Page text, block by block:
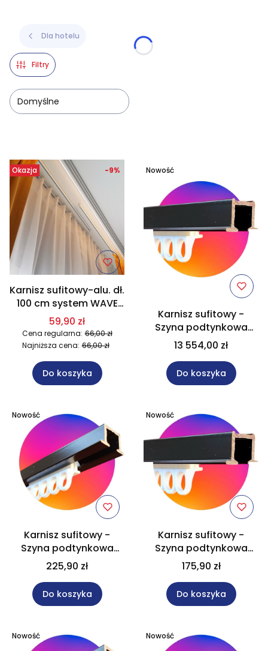
Dla hotelu
Filtry
Domyślne
Okazja
Karnisz sufitowy-alu. dł.
100 cm system WAVE
jednobiegowy
59,90 zł
Cena regularna: 66,00 zł
-9%
Najniższa cena: 66,00 zł
Do koszyka
Nowość
Karnisz sufitowy -
Szyna podtynkowa
aluminiowa
jednotorowa czarna
600 cm x 20 szt.
13 554,00 zł
Do koszyka
Nowość
Karnisz sufitowy -
Szyna podtynkowa
aluminiowa
jednotorowa czarna
200 cm
225,90 zł
Do koszyka
Nowość
Karnisz sufitowy -
Szyna podtynkowa
aluminiowa
jednotorowa czarna
150 cm
175,90 zł
Do koszyka
Nowość Nowość